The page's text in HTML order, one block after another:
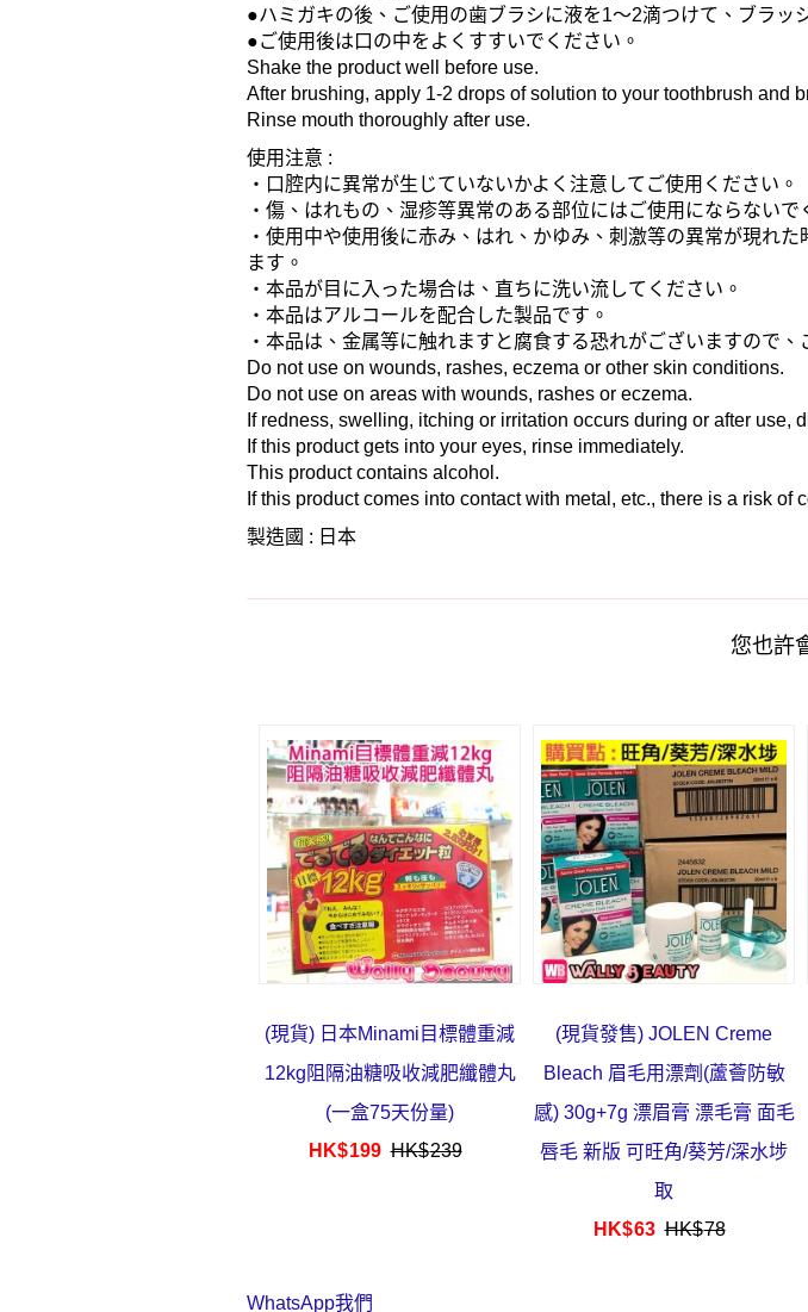
●ハミガキの後、ご使用の歯ブラシに液を1～2滴つけて、ブラッ
●ご使用後は口の中をよくすすいでください。
Shake the product well before use.
After brushing, apply 1-2 drops of solution to your toothbrush and
Rinse mouth thoroughly after use.
使用注意 :
・口腔内に異常が生じていないかよく注意してご使用ください。
・傷、はれもの、湿疹等異常のある部位にはご使用にならないで
・使用中や使用後に赤み、はれ、かゆみ、刺激等の異常が現れ
ます。
・本品が目に入った場合は、直ちに洗い流してください。
・本品はアルコールを配合した製品です。
・本品は、金属等に触れますと腐食する恐れがございますので、
Do not use on wounds, rashes, eczema or other skin conditions.
Do not use on areas with wounds, rashes or eczema.
If redness, swelling, itching or irritation occurs during or after
If this product gets into your eyes, rinse immediately.
This product contains alcohol.
If this product comes into contact with metal, etc., there is a risk of
製造國 : 日本
您也許
(現貨) 日本Minami目標體重減
12kg阻隔油糖吸收減肥纖體丸
(一盒75天份量)
HK$199 HK$239
(現貨發售) JOLEN Creme
Bleach 眉毛用漂劑(蘆薈防敏
感) 30g+7g 漂眉膏 漂毛膏 面毛
唇毛 新版 可旺角/葵芳/深水埗
取
HK$63 HK$78
WhatsApp我們